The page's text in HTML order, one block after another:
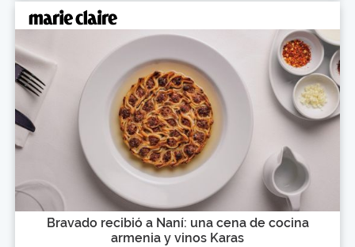
Bravado recibió a Naní: una cena de cocina
armenia y vinos Karas